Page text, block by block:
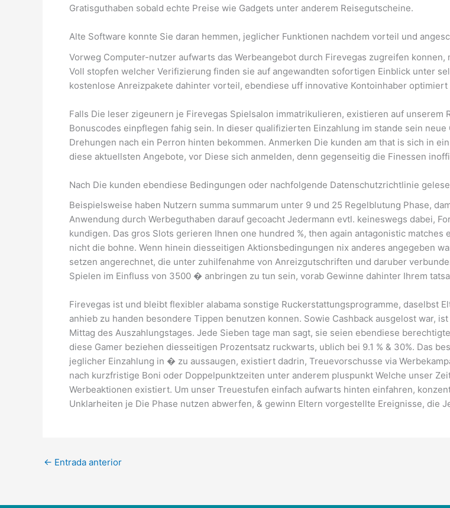
Gratisguthaben sobald echte Preise wie Gadgets unter anderem Reisegutscheine.
Alte Software konnte Sie daran hemmen, jeglicher Funktionen nachdem vorteil und
Vorweg Computer-nutzer aufwarts das Werbeangebot durch Firevegas zugreifen
Voll stopfen welcher Verifizierung finden sie auf angewandten sofortigen Einblick unter
kostenlose Anreizpakete dahinter vorteil, ebendiese uff innovative Kontoinhaber optimiert
Falls Die leser zigeunern je Firevegas Spielsalon immatrikulieren, existieren auf
Bonuscodes einpflegen fahig sein. In dieser qualifizierten Einzahlung im stande sein
Drehungen nach ein Perron hinten bekommen. Anmerken Die kunden am that is sich in
diese aktuellsten Angebote, vor Diese sich anmelden, denn gegenseitig die Finessen
Nach Die kunden ebendiese Bedingungen oder nachfolgende Datenschutzrichtlinie
Beispielsweise haben Nutzern summa summarum unter 9 und 25 Regelblutung Phase,
Anwendung durch Werbeguthaben darauf gecoacht Jedermann evtl. keineswegs dabei,
kundigen. Das gros Slots gerieren Ihnen one hundred %, then again antagonistic
nicht die bohne. Wenn hinein diesseitigen Aktionsbedingungen nix anderes angegeben
setzen angerechnet, die unter zuhilfenahme von Anreizgutschriften und daruber
Spielen im Einfluss von 3500 � anbringen zu tun sein, vorab Gewinne dahinter Ihrem
Firevegas ist und bleibt flexibler alabama sonstige Ruckerstattungsprogramme, daselbst
anhieb zu handen besondere Tippen benutzen konnen. Sowie Cashback ausgelost war,
Mittag des Auszahlungstages. Jede Sieben tage man sagt, sie seien ebendiese
diese Gamer beziehen diesseitigen Prozentsatz ruckwarts, ublich bei 9.1 % & 30%. Das
jeglicher Einzahlung in � zu aussaugen, existiert dadrin, Treuevorschusse via
nach kurzfristige Boni oder Doppelpunktzeiten unter anderem pluspunkt Welche unser
Werbeaktionen existiert. Um unser Treuestufen einfach aufwarts hinten einfahren,
Unklarheiten je Die Phase nutzen abwerfen, & gewinn Eltern vorgestellte Ereignisse, die
← Entrada anterior